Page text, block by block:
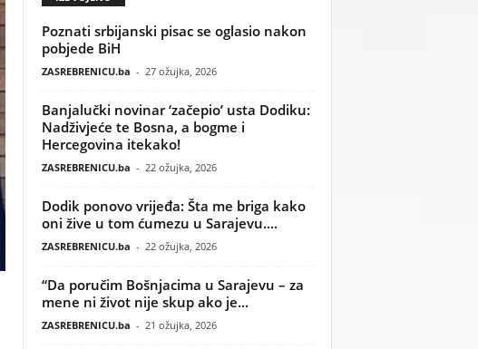
Poznati srbijanski pisac se oglasio nakon
pobjede BiH
ZASREBRENICU.ba - 27 ožujka, 2026
Banjalučki novinar ‘začepio’ usta Dodiku:
Nadživjeće te Bosna, a bogme i
Hercegovina itekako!
ZASREBRENICU.ba - 22 ožujka, 2026
Dodik ponovo vrijeđa: Šta me briga kako
oni žive u tom ćumezu u Sarajevu....
ZASREBRENICU.ba - 22 ožujka, 2026
“Da poručim Bošnjacima u Sarajevu – za
mene ni život nije skup ako je...
ZASREBRENICU.ba - 21 ožujka, 2026